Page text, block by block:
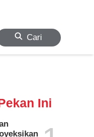
Cari
Ini